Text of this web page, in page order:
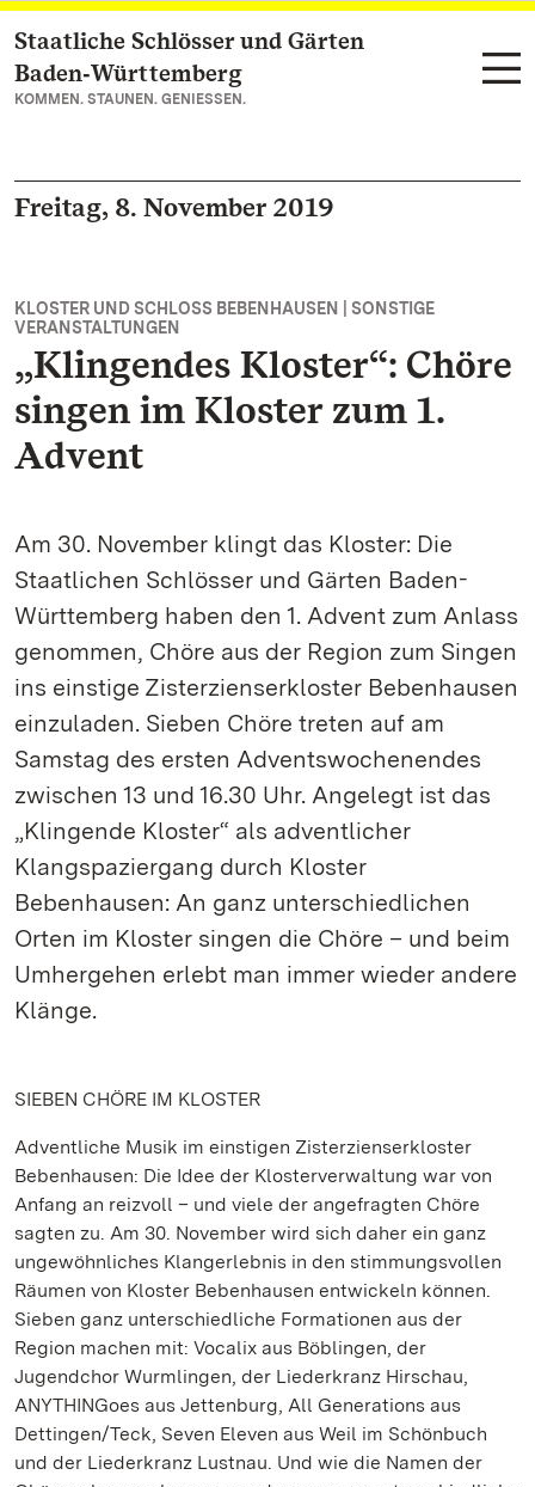
Zum Hauptinhalt springen
Staatliche Schlösser und Gärten
Baden‑Württemberg
KOMMEN. STAUNEN. GENIESSEN.
Freitag, 8. November 2019
KLOSTER UND SCHLOSS BEBENHAUSEN | SONSTIGE
VERANSTALTUNGEN
„Klingendes Kloster“: Chöre
singen im Kloster zum 1.
Advent
Am 30. November klingt das Kloster: Die
Staatlichen Schlösser und Gärten Baden-
Württemberg haben den 1. Advent zum Anlass
genommen, Chöre aus der Region zum Singen
ins einstige Zisterzienserkloster Bebenhausen
einzuladen. Sieben Chöre treten auf am
Samstag des ersten Adventswochenendes
zwischen 13 und 16.30 Uhr. Angelegt ist das
„Klingende Kloster“ als adventlicher
Klangspaziergang durch Kloster
Bebenhausen: An ganz unterschiedlichen
Orten im Kloster singen die Chöre – und beim
Umhergehen erlebt man immer wieder andere
Klänge.
SIEBEN CHÖRE IM KLOSTER
Adventliche Musik im einstigen Zisterzienserkloster
Bebenhausen: Die Idee der Klosterverwaltung war von
Anfang an reizvoll – und viele der angefragten Chöre
sagten zu. Am 30. November wird sich daher ein ganz
ungewöhnliches Klangerlebnis in den stimmungsvollen
Räumen von Kloster Bebenhausen entwickeln können.
Sieben ganz unterschiedliche Formationen aus der
Region machen mit: Vocalix aus Böblingen, der
Jugendchor Wurmlingen, der Liederkranz Hirschau,
ANYTHINGoes aus Jettenburg, All Generations aus
Dettingen/Teck, Seven Eleven aus Weil im Schönbuch
und der Liederkranz Lustnau. Und wie die Namen der